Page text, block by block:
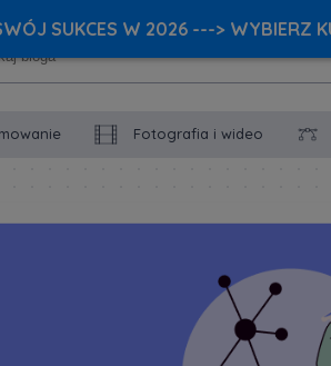
Fotografia i wideo
SUKCES W 2026 ---> WYBIERZ